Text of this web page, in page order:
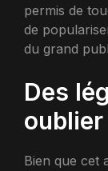
permis de
de
du grand
Des
oublier
Bien que cet